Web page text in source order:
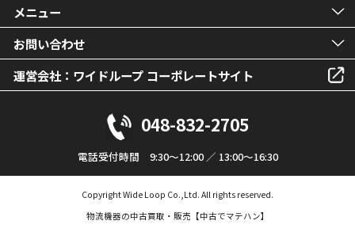
メニュー
お問い合わせ
運営会社：ワイドループ コーポレートサイト
048-832-2705
電話受付時間 9:30～12:00 ／ 13:00～16:30
Copyright Wide Loop Co.,Ltd. All rights reserved.
物流機器の中古買取・販売【中古でマテハン】